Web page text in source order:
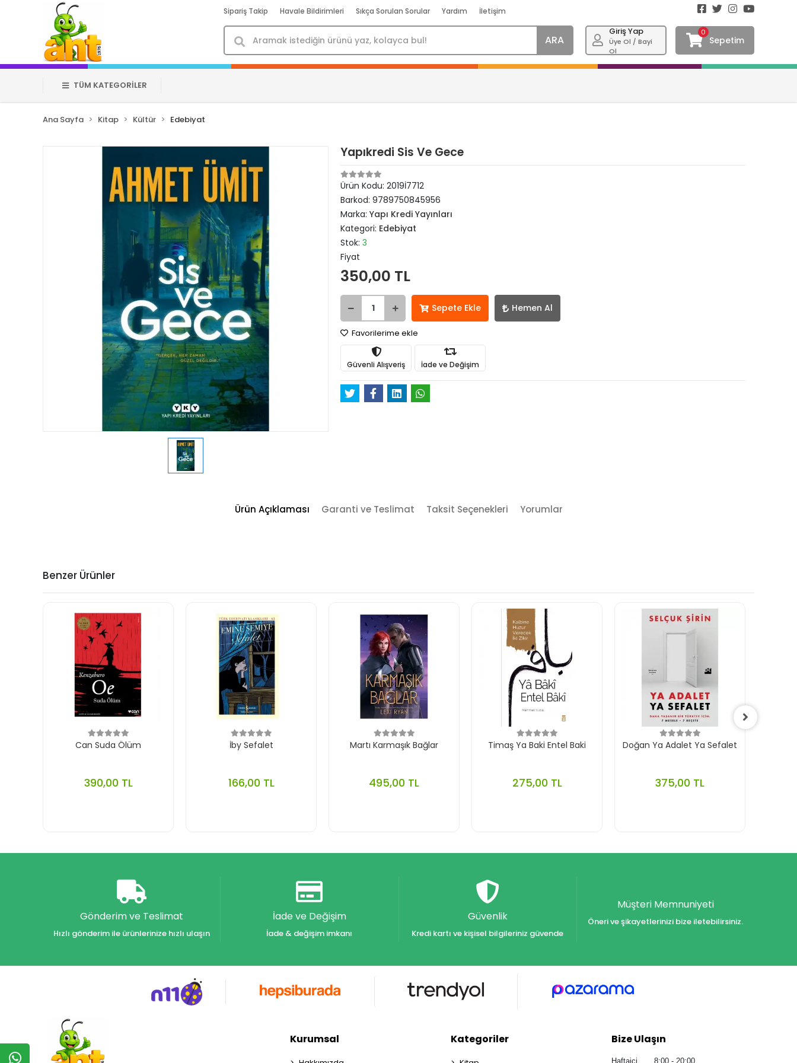
Sipariş Takip Havale Bildirimleri Sıkça Sorulan Sorular Yardım İletişim
ARA
Giriş Yap
Üye Ol / Bayi
Ol
0
Sepetim
TÜM KATEGORİLER
Ana Sayfa Kitap Kültür Edebiyat
Yapıkredi Sis Ve Gece
Ürün Kodu:2019İ7712
Barkod:9789750845956
Marka:Yapı Kredi Yayınları
Kategori: Edebiyat
Stok:3
Fiyat
350,00 TL
Sepete Ekle Hemen Al
Favorilerime ekle
Güvenli Alışveriş İade ve Değişim
Ürün Açıklaması Garanti ve Teslimat Taksit Seçenekleri Yorumlar
Benzer Ürünler
Can Suda Ölüm
390,00 TL
İby Sefalet
166,00 TL
Martı Karmaşık Bağlar
495,00 TL
Timaş Ya Baki Entel Baki
275,00 TL
Doğan Ya Adalet Ya Sefalet
375,00 TL
Gönderim ve Teslimat
Hızlı gönderim ile ürünlerinize hızlı ulaşın
İade ve Değişim
İade & değişim imkanı
Güvenlik
Kredi kartı ve kişisel bilgileriniz güvende
Müşteri Memnuniyeti
Öneri ve şikayetlerinizi bize iletebilirsiniz.
Kurumsal Kategoriler Bize Ulaşın
Haftaiçi 8:00 - 20:00